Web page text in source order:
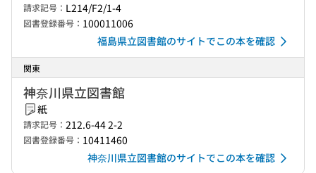
請求記号： L214/F2/1-4
図書登録番号： 100011006
福島県立図書館のサイトでこの本を確認
関東
神奈川県立図書館
紙
請求記号： 212.6-44 2-2
図書登録番号： 10411460
神奈川県立図書館のサイトでこの本を確認